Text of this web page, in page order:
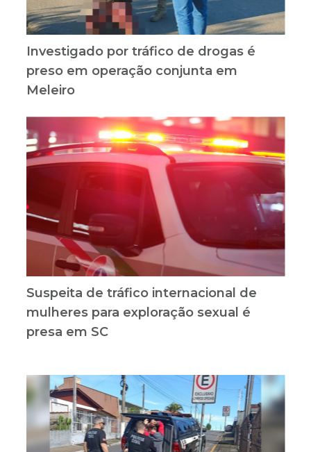
Investigado por tráfico de drogas é
preso em operação conjunta em
Meleiro
Suspeita de tráfico internacional de
mulheres para exploração sexual é
presa em SC